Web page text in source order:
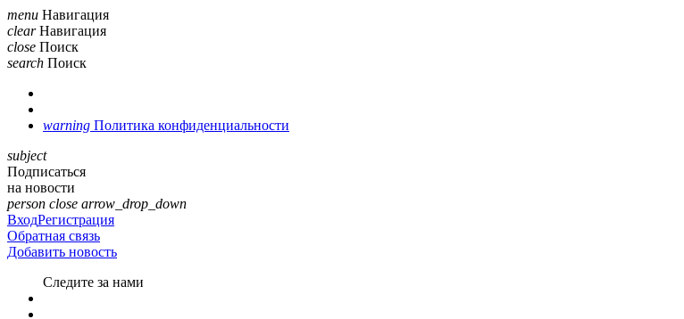
menu Навигация
clear Навигация
close Поиск
search Поиск
warning Политика конфиденциальности
subject
Подписаться
на новости
person close arrow_drop_down
ВходРегистрация
Обратная связь
Добавить новость
Cледите за нами